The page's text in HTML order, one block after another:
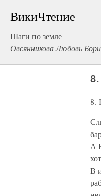
ВикиЧтение
Шаги по земле
Овсянникова Любовь
8.
А
В